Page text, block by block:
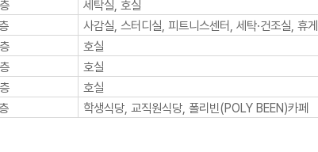
세탁실, 호실
사감실, 스터디실, 피트니스센터, 세탁·건조실, 휴
호실
호실
호실
학생식당, 교직원식당, 폴리빈(POLY BEEN)카페